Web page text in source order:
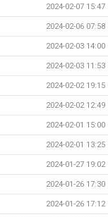
2024-02-07 15:47
2024-02-06 07:58
2024-02-03 14:00
2024-02-03 11:53
2024-02-02 19:15
2024-02-02 12:49
2024-02-01 15:00
2024-02-01 13:25
2024-01-27 19:02
2024-01-26 17:30
2024-01-26 17:12